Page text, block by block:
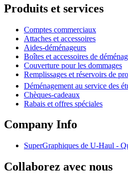
Produits et services
Comptes commerciaux
Attaches et accessoires
Aides-déménageurs
Boîtes et accessoires de
Couverture pour les dommages
Remplissages et réservoirs de
Déménagement au service des
Chèques-cadeaux
Rabais et offres spéciales
Company Info
SuperGraphiques de U-Haul -
Collaborez avec nous